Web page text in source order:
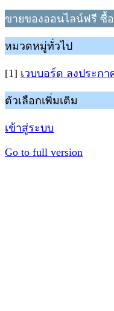
ขายของออนไลน์ฟรี ซื้
หมวดหมู่ทั่วไป
[1] เวบบอร์ด ลงประก
ตัวเลือกเพิ่มเติม
เข้าสู่ระบบ
Go to full version